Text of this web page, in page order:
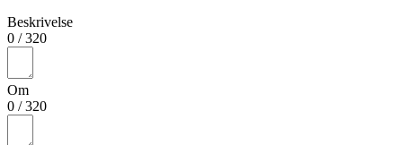
Beskrivelse
0 /320
Om
0 /320